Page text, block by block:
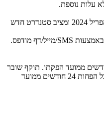
עלות נוספת.
מלון בייבי ליס המחודש נפתח מחדש באפריל 2024 ומציב סטנדרט חדש
למימוש יש להציג את קוד ה-Gift Card באמצעות SMS/מייל/דף מודפס.
שובר כספי הינו לכל הפחות 60 חודשים ממועד הפקתו. תוקף שובר
לרכישת מוצר או שירות מסויים יהיה לכל הפחות 24 חודשים ממועד